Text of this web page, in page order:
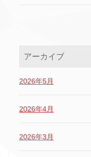
アーカイブ
2026年5月
2026年4月
2026年3月